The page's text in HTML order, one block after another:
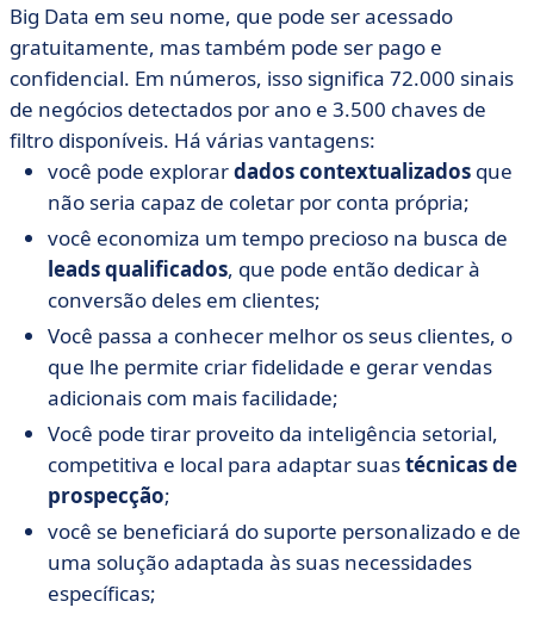
Big Data em seu nome, que pode ser acessado
gratuitamente, mas também pode ser pago e
confidencial. Em números, isso significa 72.000 sinais
de negócios detectados por ano e 3.500 chaves de
filtro disponíveis. Há várias vantagens:
você pode explorardados contextualizados que
não seria capaz de coletar por conta própria;
você economiza um tempo precioso na busca de
leads qualificados, que pode então dedicar à
conversão deles em clientes;
Você passa a conhecer melhor os seus clientes, o
que lhe permite criar fidelidade e gerar vendas
adicionais com mais facilidade;
Você pode tirar proveito da inteligência setorial,
competitiva e local para adaptar suastécnicas de
prospecção;
você se beneficiará do suporte personalizado e de
uma solução adaptada às suas necessidades
específicas;